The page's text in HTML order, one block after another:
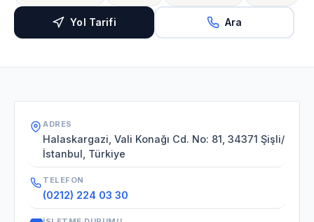
Yol Tarifi Ara
ADRES
Halaskargazi, Vali Konağı Cd. No: 81, 34371 Şişli/
İstanbul, Türkiye
TELEFON
(0212) 224 03 30